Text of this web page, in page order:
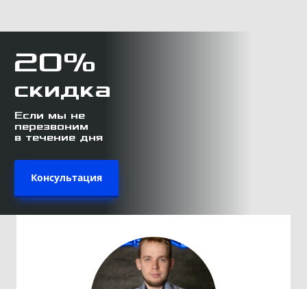
20%
скидка
Если мы не
перезвоним
в течение дня
Консультация